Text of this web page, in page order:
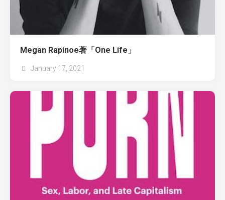
Megan Rapinoe著「One Life」
January 17, 2021